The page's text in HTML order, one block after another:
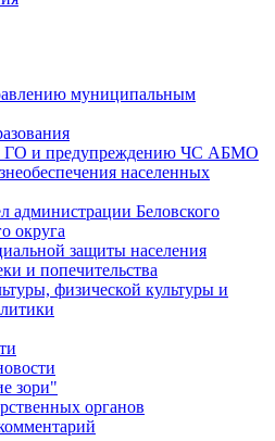
муниципальным
ГО и предупреждению ЧС АБМО
населенных
администрации Беловского
округа
защиты населения
и попечительства
физической культуры и
зори"
органов